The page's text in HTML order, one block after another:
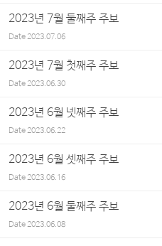
2023년 7월 둘째주 주보
Date2023.07.06
2023년 7월 첫째주 주보
Date2023.06.30
2023년 6월 넷째주 주보
Date2023.06.22
2023년 6월 셋째주 주보
Date2023.06.16
2023년 6월 둘째주 주보
Date2023.06.08